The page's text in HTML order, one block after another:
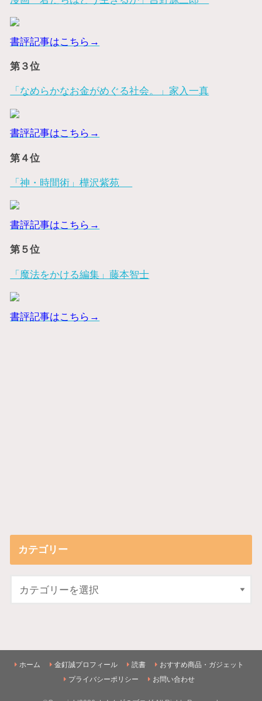
書評記事はこちら→
第３位
「なめらかなお金がめぐる社会。」家入一真
書評記事はこちら→
第４位
「神・時間術」樺沢紫苑
書評記事はこちら→
第５位
「魔法をかける編集」藤本智士
書評記事はこちら→
カテゴリー
ホーム 金釘誠プロフィール 読書
おすすめ商品・ガジェット
プライバシーポリシー
お問い合わせ